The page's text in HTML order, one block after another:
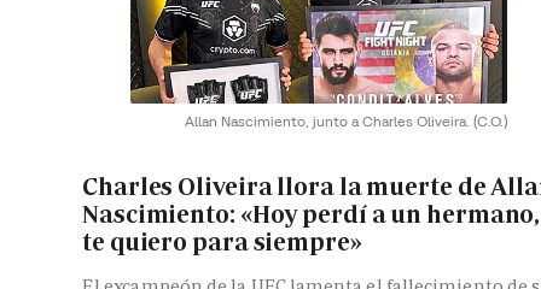
Allan Nascimiento, junto a Charles Oliveira. (C.O.)
Charles Oliveira llora la muerte de
Nascimiento: «Hoy perdí a un hermano,
te quiero para siempre»